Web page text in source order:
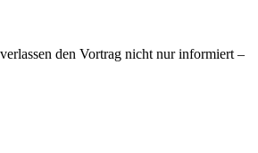
den Vortrag nicht nur informiert –